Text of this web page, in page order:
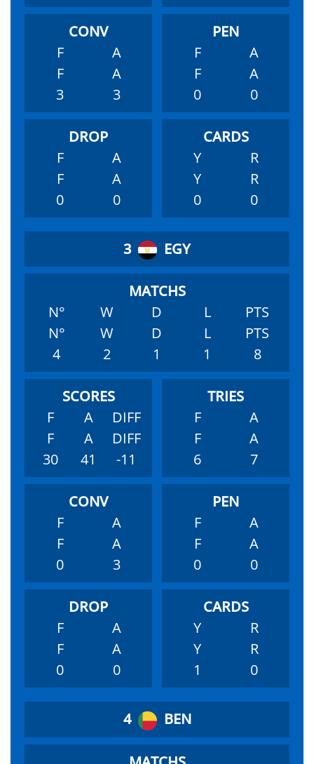
F
A
F
A
3
3
F
A
F
A
0
0
F
A
F
A
0
0
Y
R
Y
R
0
0
3 EGY
N° W D L
PTS
N°
W D L
PTS
4
2 1 1 8
F A
DIFF
F
A
DIFF
30
41 -11
F
A
F
A
6
7
F
A
F
A
0
3
F
A
F
A
0
0
F
A
F
A
0
0
Y
R
Y
R
1
0
4 BEN